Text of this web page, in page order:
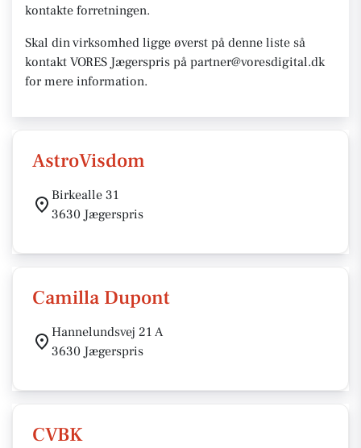
kontakte forretningen.
Skal din virksomhed ligge øverst på denne liste så
kontakt VORES Jægerspris på partner@voresdigital.dk
for mere information.
AstroVisdom
Birkealle 31
3630 Jægerspris
Camilla Dupont
Hannelundsvej 21 A
3630 Jægerspris
CVBK